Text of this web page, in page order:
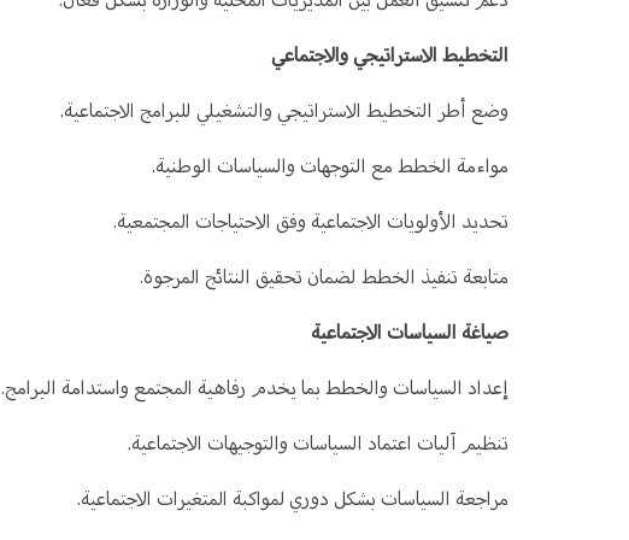
التخطيط الاستراتيجي والاجتماعي
وضع أطر التخطيط الاستراتيجي والتشغيلي للبرامج الاجتماعية.
مواءمة الخطط مع التوجهات والسياسات الوطنية.
تحديد الأولويات الاجتماعية وفق الاحتياجات المجتمعية.
متابعة تنفيذ الخطط لضمان تحقيق النتائج المرجوة.
صياغة السياسات الاجتماعية
إعداد السياسات والخطط بما يخدم رفاهية المجتمع واستدامة البرامج.
تنظيم آليات اعتماد السياسات والتوجيهات الاجتماعية.
مراجعة السياسات بشكل دوري لمواكبة المتغيرات الاجتماعية.